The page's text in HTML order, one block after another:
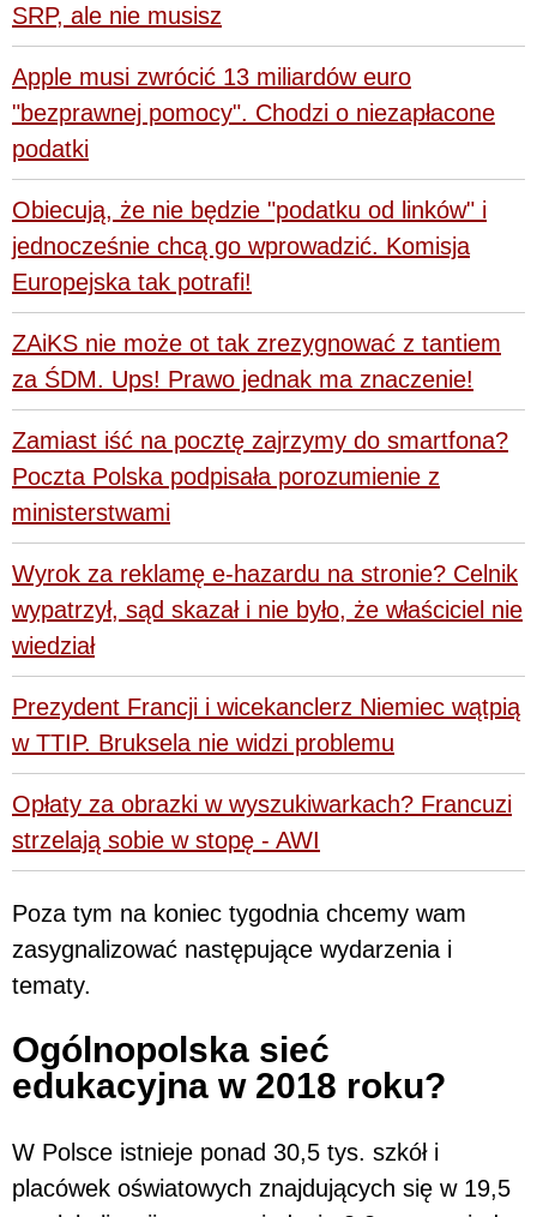
SRP, ale nie musisz
Apple musi zwrócić 13 miliardów euro
"bezprawnej pomocy". Chodzi o niezapłacone
podatki
Obiecują, że nie będzie "podatku od linków" i
jednocześnie chcą go wprowadzić. Komisja
Europejska tak potrafi!
ZAiKS nie może ot tak zrezygnować z tantiem
za ŚDM. Ups! Prawo jednak ma znaczenie!
Zamiast iść na pocztę zajrzymy do smartfona?
Poczta Polska podpisała porozumienie z
ministerstwami
Wyrok za reklamę e-hazardu na stronie? Celnik
wypatrzył, sąd skazał i nie było, że właściciel nie
wiedział
Prezydent Francji i wicekanclerz Niemiec wątpią
w TTIP. Bruksela nie widzi problemu
Opłaty za obrazki w wyszukiwarkach? Francuzi
strzelają sobie w stopę - AWI
Poza tym na koniec tygodnia chcemy wam
zasygnalizować następujące wydarzenia i
tematy.
Ogólnopolska sieć
edukacyjna w 2018 roku?
W Polsce istnieje ponad 30,5 tys. szkół i
placówek oświatowych znajdujących się w 19,5